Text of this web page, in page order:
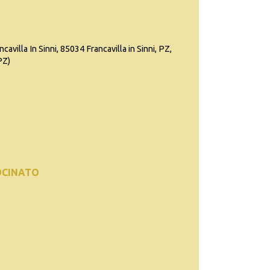
In Sinni, 85034 Francavilla in Sinni, PZ,